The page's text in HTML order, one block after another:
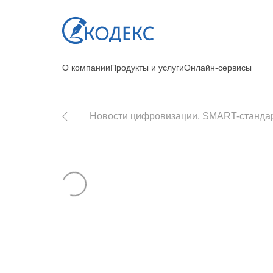
О компанииПродукты и услугиОнлайн-сервисы
Новости цифровизации. SMART-